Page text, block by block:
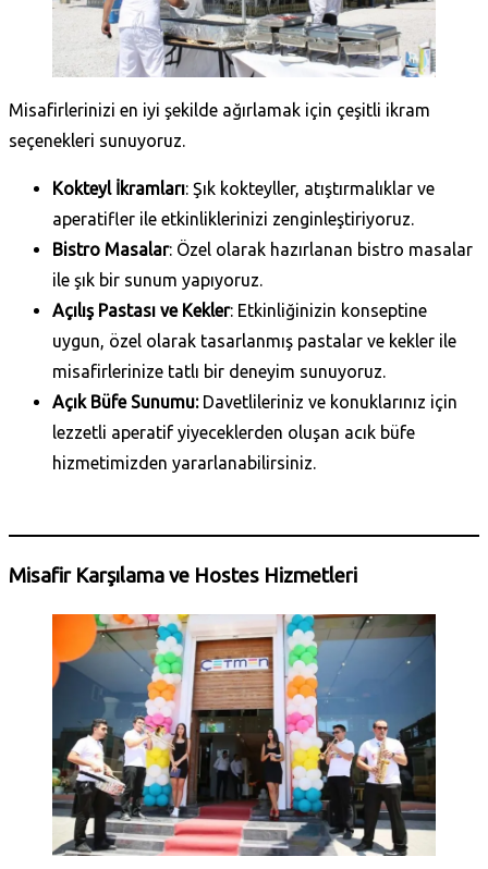
Misafirlerinizi en iyi şekilde ağırlamak için çeşitli ikram
seçenekleri sunuyoruz.
Kokteyl İkramları: Şık kokteyller, atıştırmalıklar ve
aperatifler ile etkinliklerinizi zenginleştiriyoruz.
Bistro Masalar: Özel olarak hazırlanan bistro masalar
ile şık bir sunum yapıyoruz.
Açılış Pastası ve Kekler: Etkinliğinizin konseptine
uygun, özel olarak tasarlanmış pastalar ve kekler ile
misafirlerinize tatlı bir deneyim sunuyoruz.
Açık Büfe Sunumu:Davetlileriniz ve konuklarınız için
lezzetli aperatif yiyeceklerden oluşan acık büfe
hizmetimizden yararlanabilirsiniz.
Misafir Karşılama ve Hostes Hizmetleri